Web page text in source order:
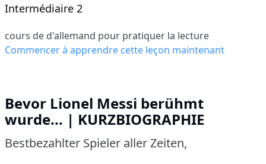
Intermédiaire 2
cours de d'allemand pour pratiquer la lecture
Commencer à apprendre cette leçon maintenant
Bevor Lionel Messi berühmt
wurde... | KURZBIOGRAPHIE
Bestbezahlter Spieler aller Zeiten,